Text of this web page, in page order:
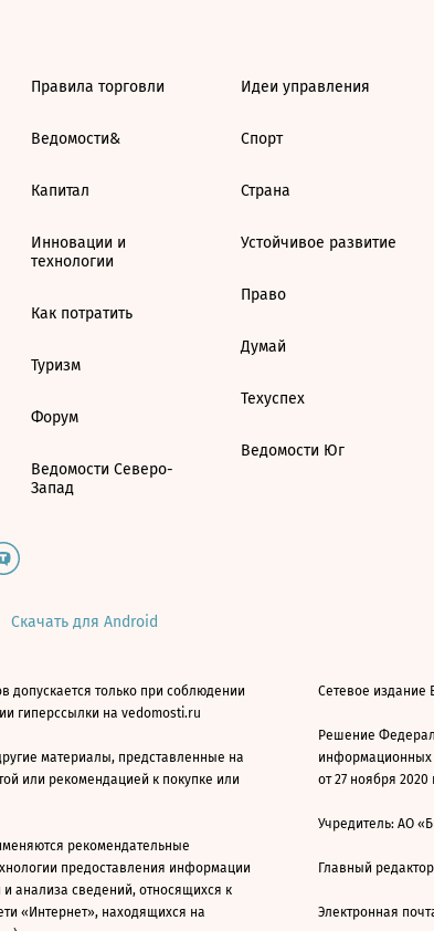
Правила торговли
Ведомости&
Капитал
Инновации и
технологии
Как потратить
Туризм
Форум
Ведомости Северо-
Запад
Идеи управления
Спорт
Страна
Устойчивое развитие
Право
Думай
Техуспех
Ведомости Юг
Скачать для Android
допускается только при соблюдении
гиперссылки на vedomosti.ru
материалы, представленные на
или рекомендацией к покупке или
рекомендательные
предоставления информации
анализа сведений, относящихся к
«Интернет», находящихся на
Сетевое издание
Решение
информационных
от 27 ноября
Учредитель: АО
Главный
Электронная